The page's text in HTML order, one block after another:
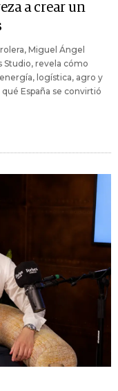
a crear un
Miguel Ángel
Studio, revela cómo
logística, agro y
España se convirtió